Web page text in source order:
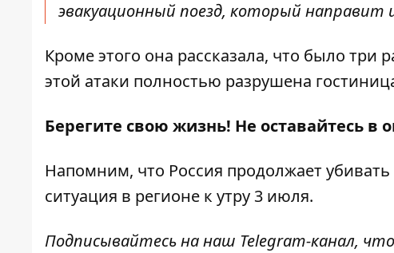
эвакуационный поезд, который направит
Кроме этого она рассказала, что было три
этой атаки полностью разрушена
Берегите свою жизнь! Не оставайтесь в
Напомним, что Россия продолжает
ситуация в регионе к утру 3 июля.
Подписывайтесь на наш Telegram-канал,